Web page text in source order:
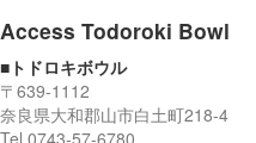
Access Todoroki Bowl
■トドロキボウル
〒639-1112
奈良県大和郡山市白土町218-4
Tel.0743-57-6780